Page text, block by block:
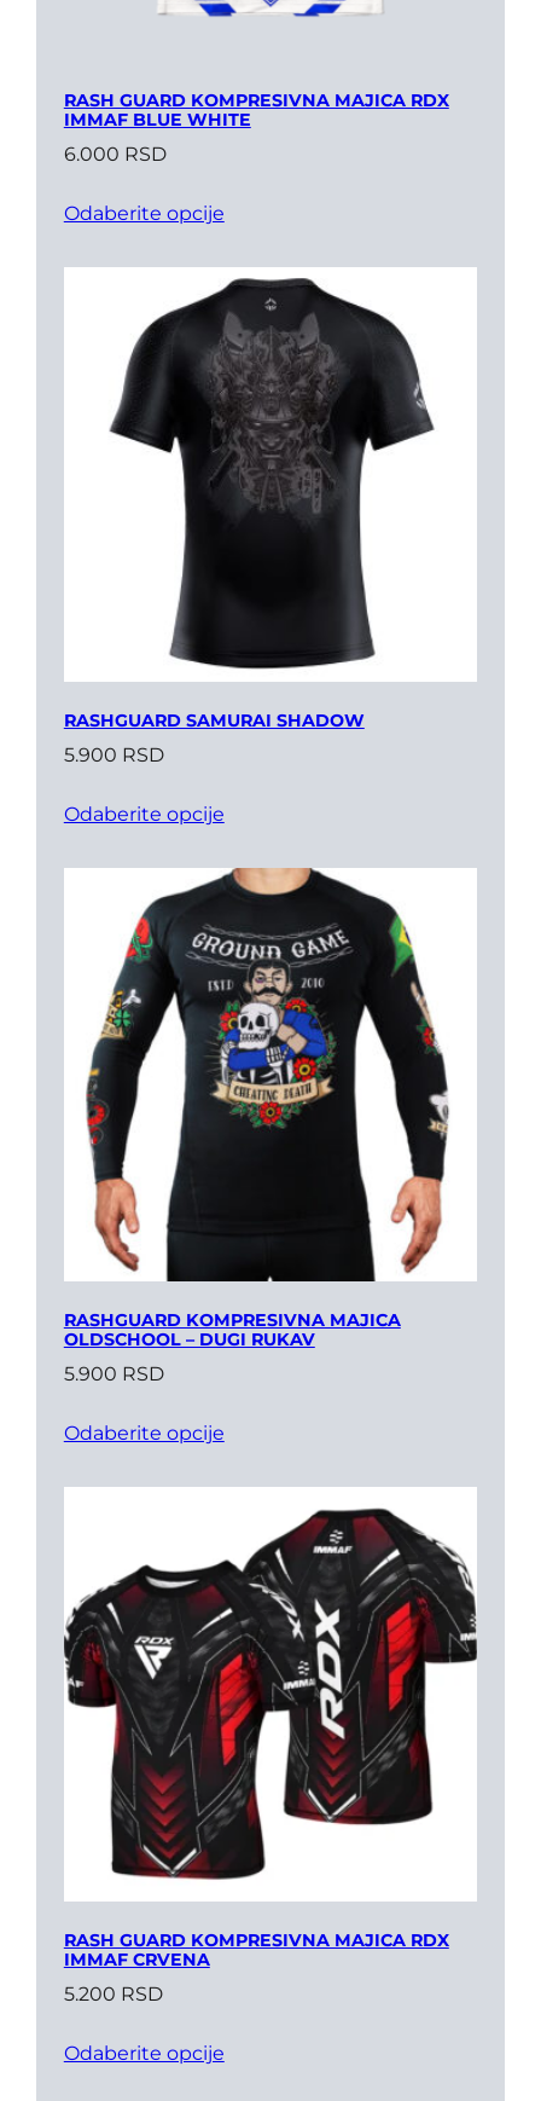
RASH GUARD KOMPRESIVNA MAJICA RDX
IMMAF BLUE WHITE
6.000 RSD
Odaberite opcije
RASHGUARD SAMURAI SHADOW
5.900 RSD
Odaberite opcije
RASHGUARD KOMPRESIVNA MAJICA
OLDSCHOOL – DUGI RUKAV
5.900 RSD
Odaberite opcije
RASH GUARD KOMPRESIVNA MAJICA RDX
IMMAF CRVENA
5.200 RSD
Odaberite opcije